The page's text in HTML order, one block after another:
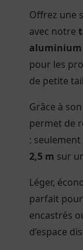
Offrez une
avec notre
aluminium
pour les
de petite
Grâce à son
permet de
: seulement
2,5 m sur
Léger,
parfait
encastrés
d’espace